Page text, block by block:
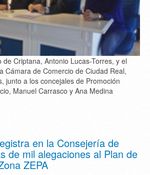
de Criptana, Antonio Lucas-Torres, y el
Cámara de Comercio de Ciudad Real,
junto a los concejales de Promoción
Manuel Carrasco y Ana Medina
en la Consejería de
de mil alegaciones al Plan de
ZEPA